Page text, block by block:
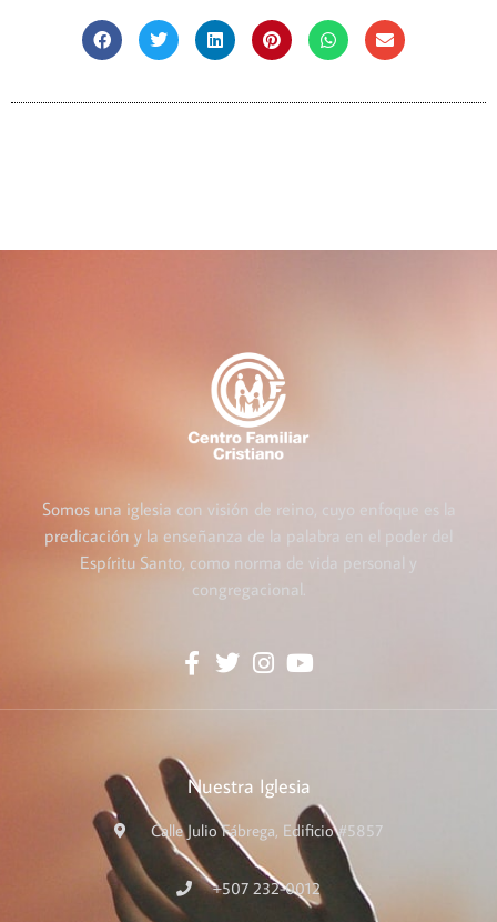
Somos una iglesia con visión de reino, cuyo enfoque es la
predicación y la enseñanza de la palabra en el poder del
Espíritu Santo, como norma de vida personal y
congregacional.
Nuestra Iglesia
Calle Julio Fábrega, Edificio #5857
+507 232-0012